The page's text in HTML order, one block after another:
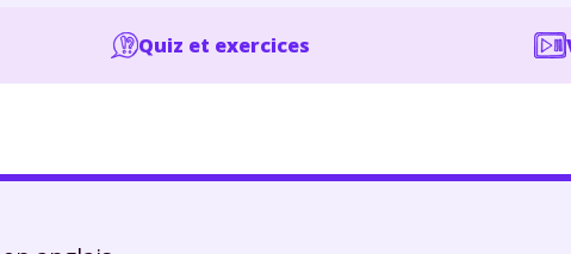
Quiz et exercices